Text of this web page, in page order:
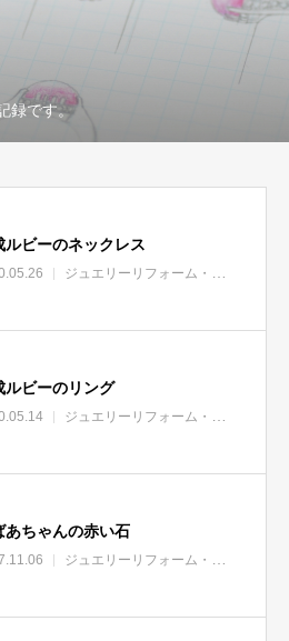
録です。
ルビーのネックレス
ジュエリーリフォーム・リモデル
ルビーのリング
ジュエリーリフォーム・リモデル
あちゃんの赤い石
ジュエリーリフォーム・リモデル